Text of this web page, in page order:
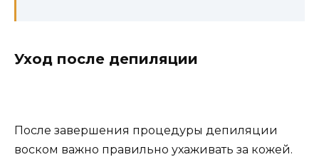
Уход после депиляции
После завершения процедуры депиляции
воском важно правильно ухаживать за кожей.